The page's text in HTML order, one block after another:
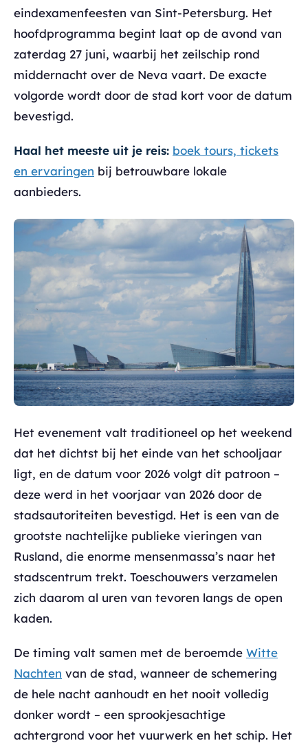
eindexamenfeesten van Sint-Petersburg. Het
hoofdprogramma begint laat op de avond van
zaterdag 27 juni, waarbij het zeilschip rond
middernacht over de Neva vaart. De exacte
volgorde wordt door de stad kort voor de datum
bevestigd.
Haal het meeste uit je reis: boek tours, tickets
en ervaringen bij betrouwbare lokale
aanbieders.
Het evenement valt traditioneel op het weekend
dat het dichtst bij het einde van het schooljaar
ligt, en de datum voor 2026 volgt dit patroon –
deze werd in het voorjaar van 2026 door de
stadsautoriteiten bevestigd. Het is een van de
grootste nachtelijke publieke vieringen van
Rusland, die enorme mensenmassa’s naar het
stadscentrum trekt. Toeschouwers verzamelen
zich daarom al uren van tevoren langs de open
kaden.
De timing valt samen met de beroemde Witte
Nachten van de stad, wanneer de schemering
de hele nacht aanhoudt en het nooit volledig
donker wordt – een sprookjesachtige
achtergrond voor het vuurwerk en het schip. Het